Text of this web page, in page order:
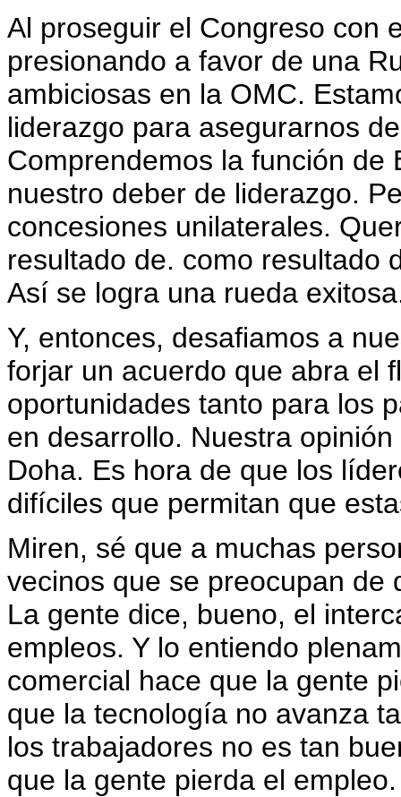
Al proseguir el Congreso con
presionando a favor de una
ambiciosas en la OMC.
liderazgo para asegurarnos
Comprendemos la función de
nuestro deber de liderazgo.
concesiones unilaterales.
resultado de. como resultado
Así se logra una rueda
Y, entonces, desafiamos a
forjar un acuerdo que abra el
oportunidades tanto para los
en desarrollo. Nuestra
Doha. Es hora de que los
difíciles que permitan que
Miren, sé que a muchas
vecinos que se preocupan de
La gente dice, bueno, el
empleos. Y lo entiendo
comercial hace que la gente
que la tecnología no avanza
los trabajadores no es tan
que la gente pierda el empleo.